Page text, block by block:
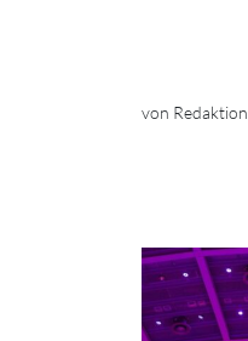
von Redaktion